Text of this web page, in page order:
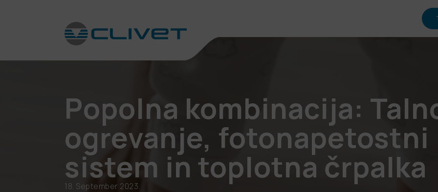
Popolna kombinacija:
ogrevanje, fotonapetostni
sistem in toplotna črpalka
18. September 2023.